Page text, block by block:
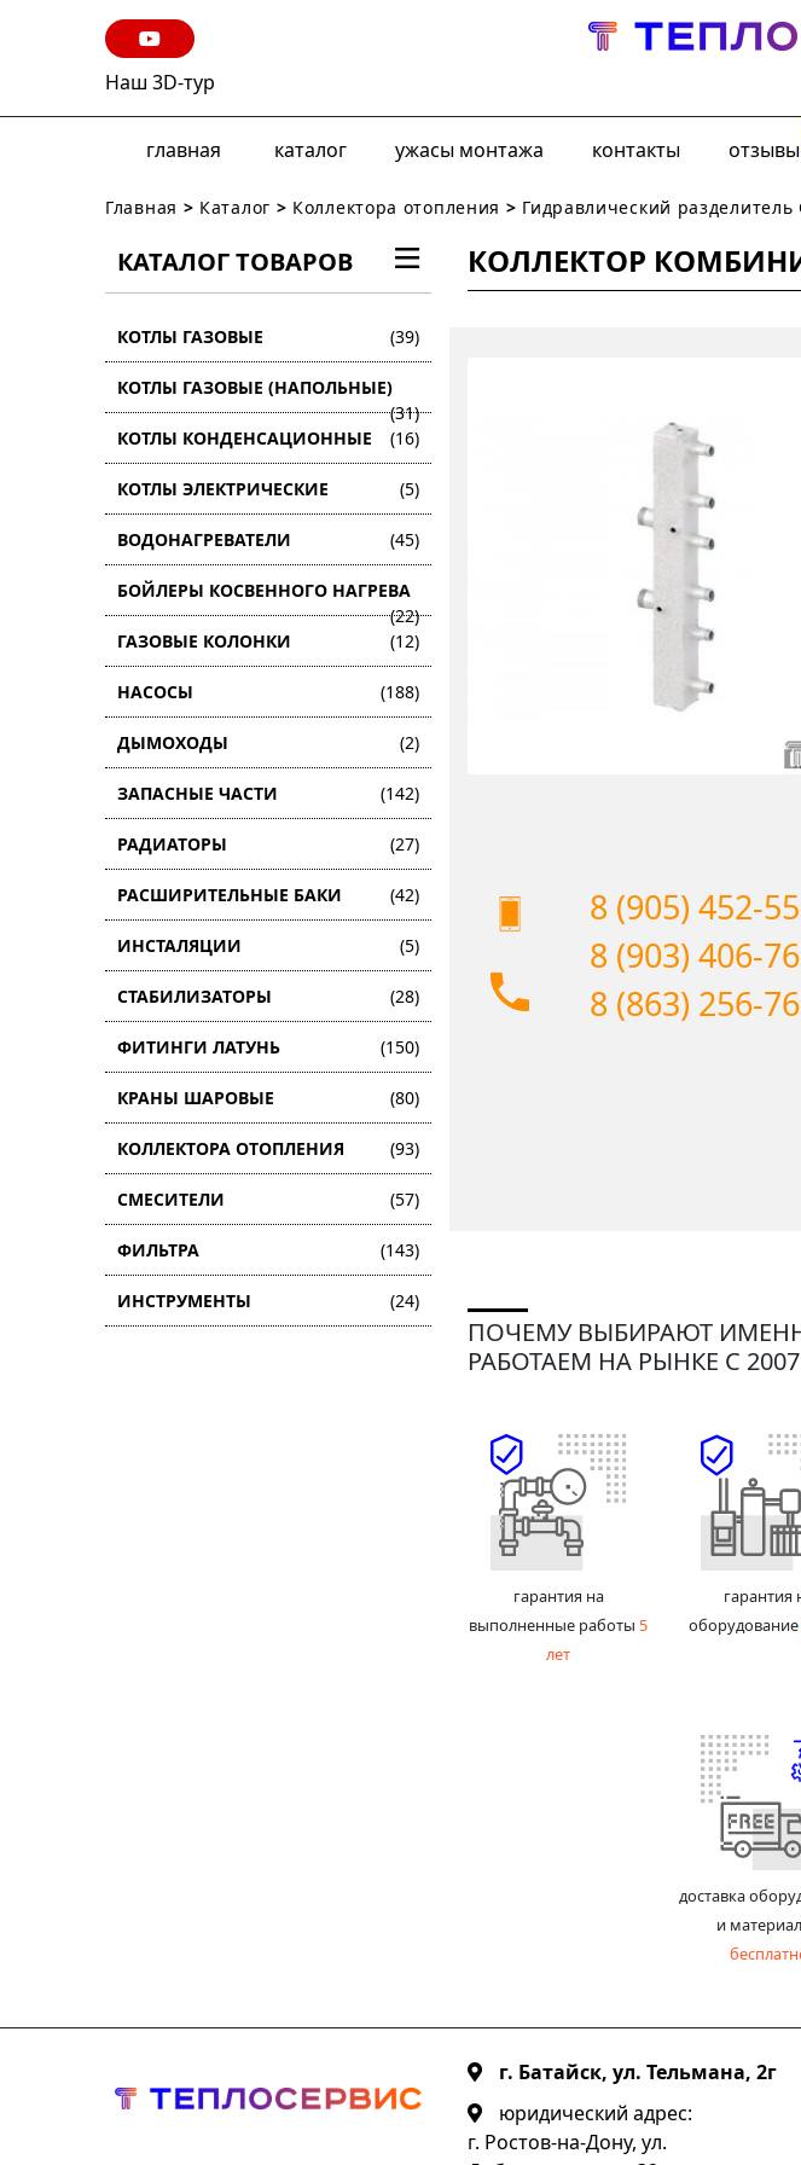
Наш 3D-тур
главная каталог ужасы монтажа контакты отзывы
Главная > Каталог > Коллектора отопления > Гидравлический разделитель
КАТАЛОГ ТОВАРОВ
КОТЛЫ ГАЗОВЫЕ (39)
КОТЛЫ ГАЗОВЫЕ (НАПОЛЬНЫЕ)
(31)
КОТЛЫ КОНДЕНСАЦИОННЫЕ
(16)
КОТЛЫ ЭЛЕКТРИЧЕСКИЕ (5)
ВОДОНАГРЕВАТЕЛИ (45)
БОЙЛЕРЫ КОСВЕННОГО НАГРЕВА
(22)
ГАЗОВЫЕ КОЛОНКИ
(12)
НАСОСЫ (188)
ДЫМОХОДЫ (2)
ЗАПАСНЫЕ ЧАСТИ (142)
РАДИАТОРЫ (27)
РАСШИРИТЕЛЬНЫЕ БАКИ (42)
ИНСТАЛЯЦИИ (5)
СТАБИЛИЗАТОРЫ (28)
ФИТИНГИ ЛАТУНЬ (150)
КРАНЫ ШАРОВЫЕ (80)
КОЛЛЕКТОРА ОТОПЛЕНИЯ (93)
СМЕСИТЕЛИ (57)
ФИЛЬТРА (143)
ИНСТРУМЕНТЫ (24)
КОЛЛЕКТОР
8 (905) 452-
8 (903) 406-
8 (863) 256-
ПОЧЕМУ ВЫБИРАЮТ
РАБОТАЕМ НА РЫНКЕ С
гарантия на
выполненные работы 5
лет
гарантия
оборудование
доставка
и
г. Батайск, ул. Тельмана, 2г
юридический адрес:
г. Ростов-на-Дону, ул.